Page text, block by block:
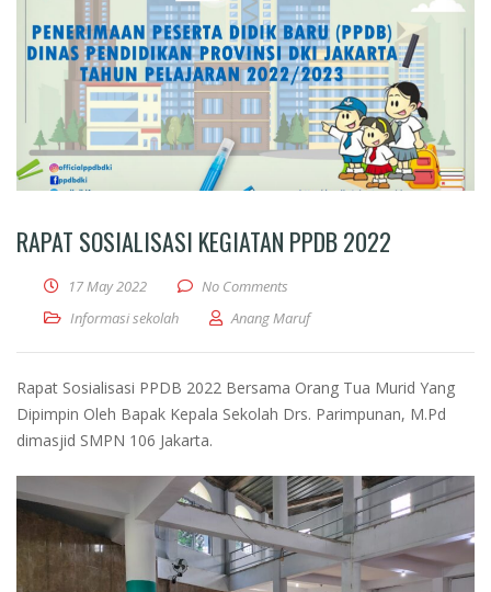
RAPAT SOSIALISASI KEGIATAN PPDB 2022
17 May 2022
No Comments
Informasi sekolah
Anang Maruf
Rapat Sosialisasi PPDB 2022 Bersama Orang Tua Murid Yang
Dipimpin Oleh Bapak Kepala Sekolah Drs. Parimpunan, M.Pd
dimasjid SMPN 106 Jakarta.